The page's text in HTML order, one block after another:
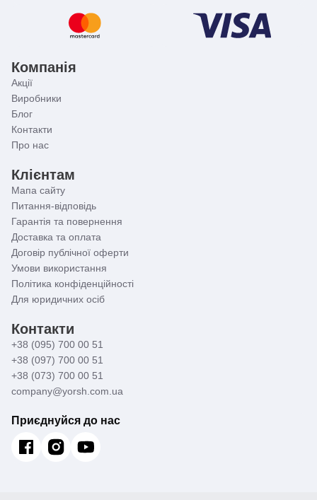
Компанія
Акції
Виробники
Блог
Контакти
Про нас
Клієнтам
Мапа сайту
Питання-відповідь
Гарантія та повернення
Доставка та оплата
Договір публічної оферти
Умови використання
Політика конфіденційності
Для юридичних осіб
Контакти
+38 (095) 700 00 51
+38 (097) 700 00 51
+38 (073) 700 00 51
company@yorsh.com.ua
Приєднуйся до нас